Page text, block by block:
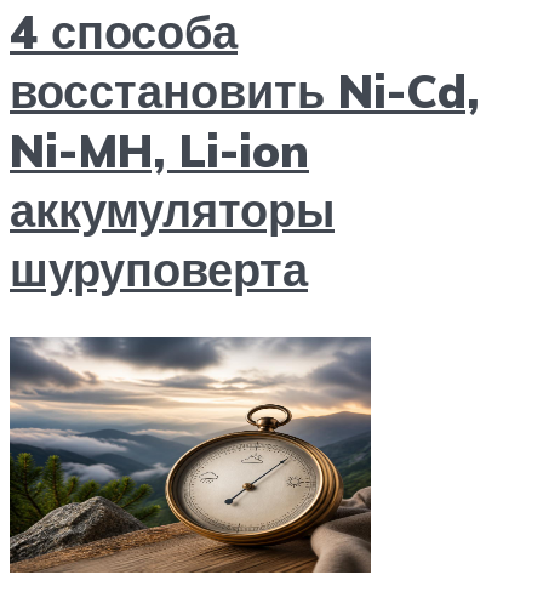
4 способа
восстановить Ni-Cd,
Ni-MH, Li-ion
аккумуляторы
шуруповерта